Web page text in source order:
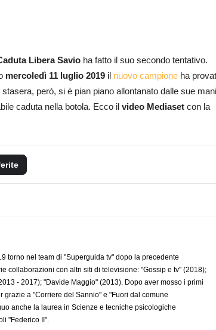
Libera Savio ha fatto il suo secondo tentativo.
mercoledì 11 luglio 2019 il nuovo campione ha
però, si è pian piano allontanato dalle sue
caduta nella botola. Ecco il video Mediaset con la
torno nel team di "Superguida tv" dopo la precedente
collaborazioni con altri siti di televisione: "Gossip e tv" (2018);
- 2017); "Davide Maggio" (2013). Dopo aver mosso i primi
grazie a "Corriere del Sannio" e "Fuori dal comune
anche la laurea in Scienze e tecniche psicologiche
"Federico II".